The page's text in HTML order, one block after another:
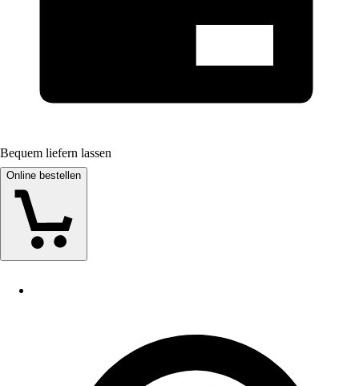
Bequem liefern lassen
Online bestellen